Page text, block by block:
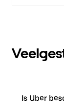
Is Uber